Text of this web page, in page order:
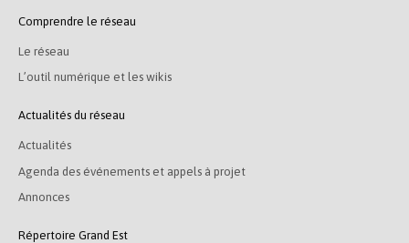
Comprendre le réseau
Le réseau
L’outil numérique et les wikis
Actualités du réseau
Actualités
Agenda des événements et appels à projet
Annonces
Répertoire Grand Est